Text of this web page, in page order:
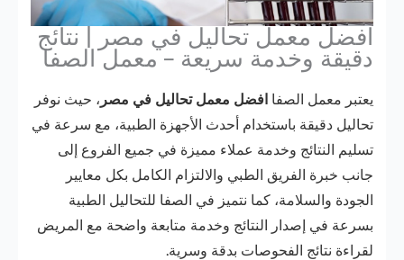
افضل معمل تحاليل في مصر | نتائج
دقيقة وخدمة سريعة – معمل الصفا
يعتبر معمل الصفا افضل معمل تحاليل في مصر ، حيث نوفر
تحاليل دقيقة باستخدام أحدث الأجهزة الطبية، مع سرعة في
تسليم النتائج وخدمة عملاء مميزة في جميع الفروع إلى
جانب خبرة الفريق الطبي والالتزام الكامل بكل معايير
الجودة والسلامة، كما نتميز في الصفا للتحاليل الطبية
بسرعة في إصدار النتائج وخدمة متابعة واضحة مع المريض
لقراءة نتائج الفحوصات بدقة وسرية.